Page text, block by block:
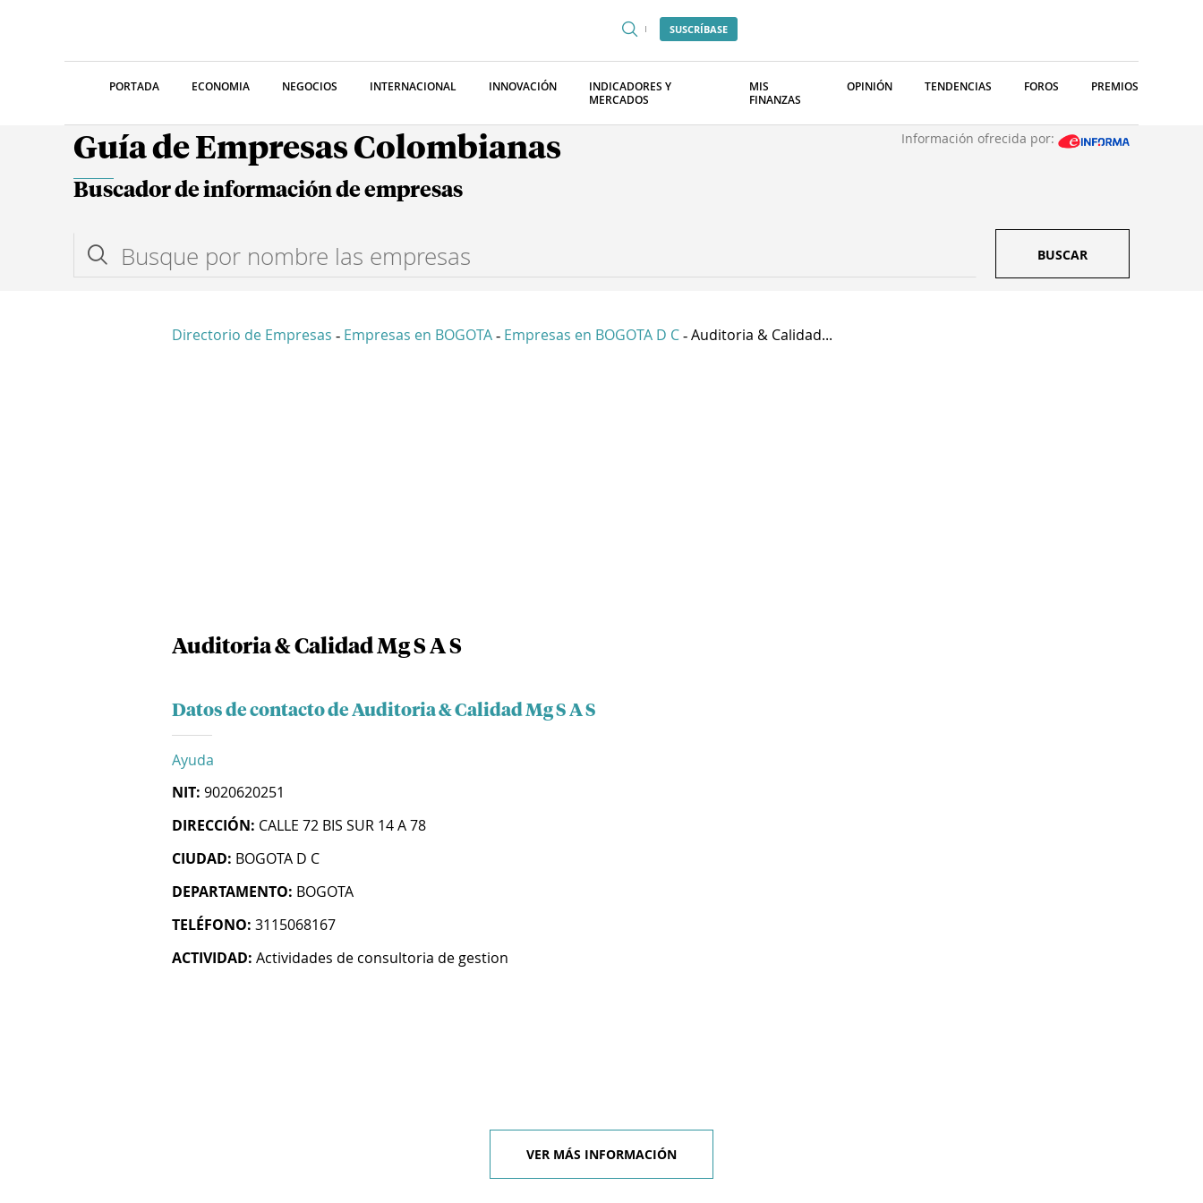
SUSCRÍBASE
PORTADA ECONOMIA NEGOCIOS INTERNACIONAL INNOVACIÓN
INDICADORES Y
MERCADOS
MIS
FINANZAS
OPINIÓN TENDENCIAS FOROS PREMIOS
Guía de Empresas Colombianas Información ofrecida por:
Buscador de información de empresas
BUSCAR
Directorio de Empresas - Empresas en BOGOTA - Empresas en BOGOTA D C - Auditoria & Calidad...
Auditoria & Calidad Mg S A S
Datos de contacto de Auditoria & Calidad Mg S A S
Ayuda
NIT: 9020620251
DIRECCIÓN: CALLE 72 BIS SUR 14 A 78
CIUDAD: BOGOTA D C
DEPARTAMENTO: BOGOTA
TELÉFONO: 3115068167
ACTIVIDAD: Actividades de consultoria de gestion
VER MÁS INFORMACIÓN